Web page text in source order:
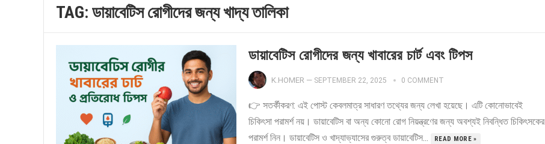
TAG: ডায়াবেটিস রোগীদের জন্য খাদ্য তালিকা
ডায়াবেটিস রোগীদের জন্য খাবারের চার্ট এবং টিপস
K.HOMER — SEPTEMBER 22, 2025 0 COMMENT
👉 সতর্কীকরণ: এই পোস্ট কেবলমাত্র সাধারণ তথ্যের জন্য লেখা হয়েছে। এটি কোনোভাবেই
চিকিৎসা পরামর্শ নয়। ডায়াবেটিস বা অন্য কোনো রোগ নিয়ন্ত্রণের জন্য অবশ্যই নিবন্ধিত চিকিৎসকের
পরামর্শ নিন। ডায়াবেটিস ও খাদ্যাভ্যাসের গুরুত্ব ডায়াবেটিস...
READ MORE »